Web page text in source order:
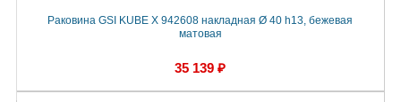
Раковина GSI KUBE X 942608 накладная Ø 40 h13, бежевая
матовая
35 139 ₽